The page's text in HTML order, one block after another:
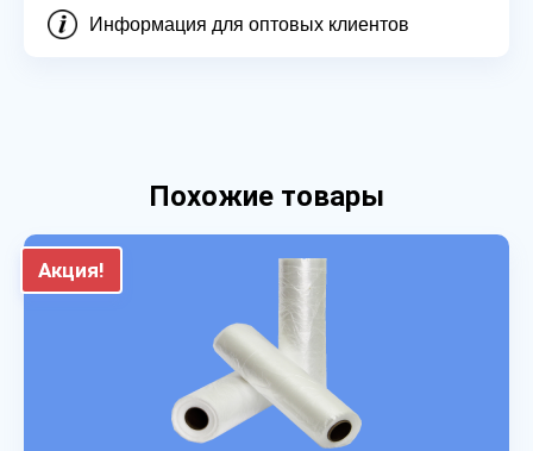
Информация для оптовых клиентов
Похожие товары
Акция!